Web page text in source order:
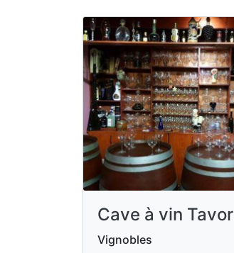
Cave à vin Tavor
Vignobles